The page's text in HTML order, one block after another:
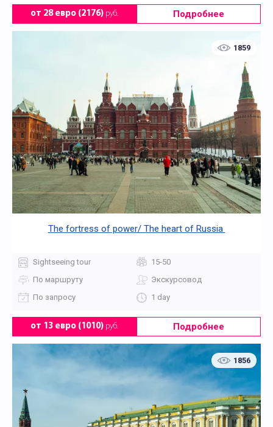
от 28 евро (2176) руб. Подробнее
1859
The fortress of power/ The heart of Russia
Sightseeing tour
15-50
По маршруту
Экскурсовод
По запросу
1 day
от 13 евро (1010) руб. Подробнее
1856